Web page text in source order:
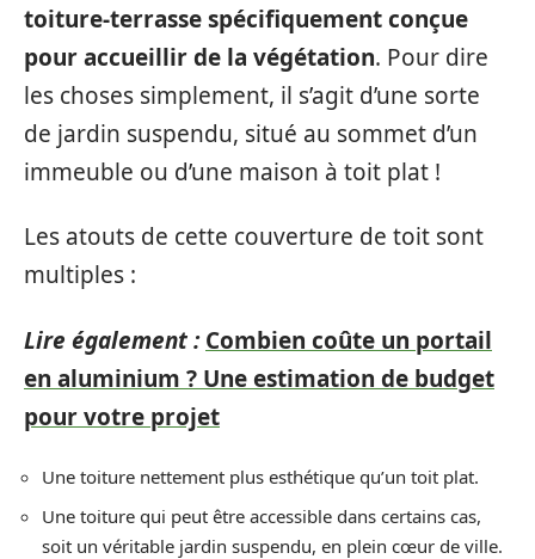
toiture-terrasse spécifiquement conçue
pour accueillir de la végétation. Pour dire
les choses simplement, il s’agit d’une sorte
de jardin suspendu, situé au sommet d’un
immeuble ou d’une maison à toit plat !
Les atouts de cette couverture de toit sont
multiples :
Lire également : Combien coûte un portail
en aluminium ? Une estimation de budget
pour votre projet
Une toiture nettement plus esthétique qu’un toit plat.
Une toiture qui peut être accessible dans certains cas,
soit un véritable jardin suspendu, en plein cœur de ville.